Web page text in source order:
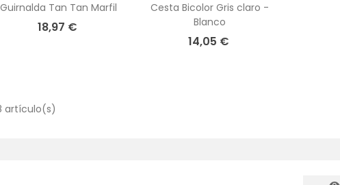
Guirnalda Tan Tan Marfil
18,97 €
Cesta Bicolor Gris claro -
Blanco
14,05 €
artículo(s)